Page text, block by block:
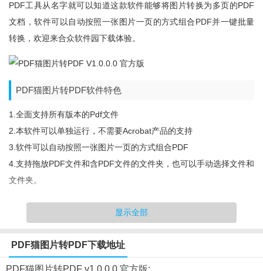
PDF工具从名字就可以知道这款软件能够将图片转换为多页的PDF
文档，软件可以自动按照一张图片一页的方式组合PDF并一键批量
转换，欢迎来合众软件园下载体验。
PDF猫图片转PDF软件特色
1.全面支持所有版本的pdf文件
2.本软件可以单独运行，不需要Acrobat产品的支持
3.软件可以自动按照一张图片一页的方式组合PDF
4.支持拖放PDF文件和含PDF文件的文件夹，也可以手动选择文件和
文件夹。
PDF猫图片转PDF软件功能
2.让用户可以手动整合文章页面内容，重新组合文章
3.支持输出结果设置输出分辨率。
显示全部
PDF猫图片转PDF下载地址
PDF猫图片转PDF v1.0.0.0 官方版: